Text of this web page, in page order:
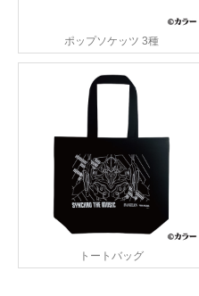
ポップソケッツ 3種
トートバッグ